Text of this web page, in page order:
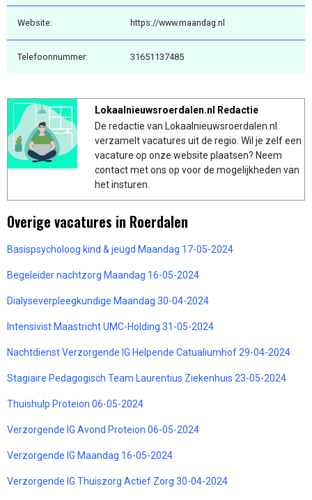
Website: https://www.maandag.nl
Telefoonnummer: 31651137485
Lokaalnieuwsroerdalen.nl Redactie
De redactie van Lokaalnieuwsroerdalen.nl
verzamelt vacatures uit de regio. Wil je zelf een
vacature op onze website plaatsen? Neem
contact met ons op voor de mogelijkheden van
het insturen.
Overige vacatures in Roerdalen
Basispsycholoog kind & jeugd Maandag 17-05-2024
Begeleider nachtzorg Maandag 16-05-2024
Dialyseverpleegkundige Maandag 30-04-2024
Intensivist Maastricht UMC-Holding 31-05-2024
Nachtdienst Verzorgende IG Helpende Catualiumhof 29-04-2024
Stagiaire Pedagogisch Team Laurentius Ziekenhuis 23-05-2024
Thuishulp Proteion 06-05-2024
Verzorgende IG Avond Proteion 06-05-2024
Verzorgende IG Maandag 16-05-2024
Verzorgende IG Thuiszorg Actief Zorg 30-04-2024